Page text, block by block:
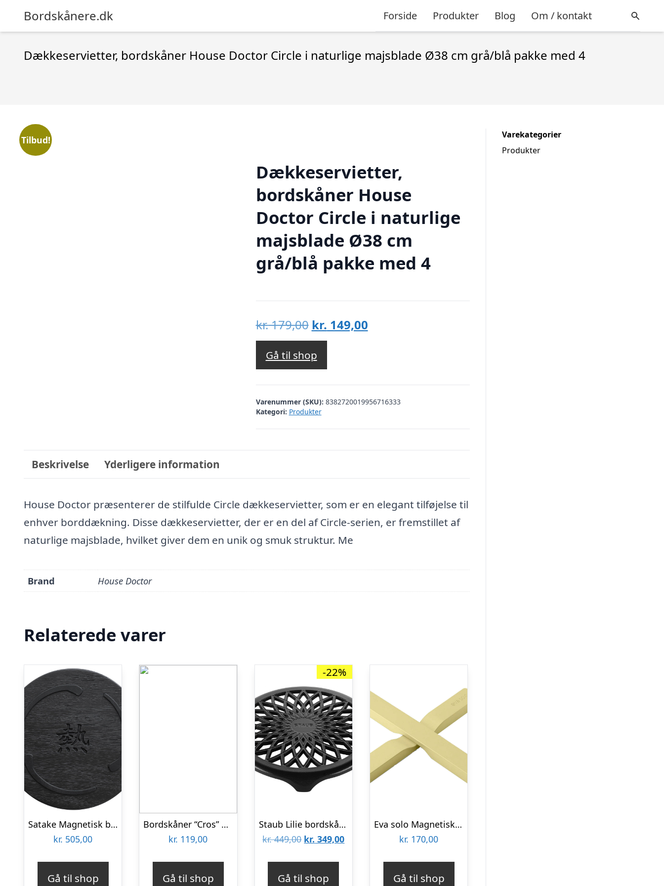
Bordskånere.dk Forside Produkter Blog Om / kontakt
Dækkeservietter, bordskåner House Doctor Circle i naturlige majsblade Ø38 cm grå/blå pakke med 4
Tilbud!
Dækkeservietter,
bordskåner House
Doctor Circle i naturlige
majsblade Ø38 cm
grå/blå pakke med 4
kr.179,00 Den
oprindelige
pris
var:
kr. 179,00.
kr. 149,00Den
kr. 149,00.
Gå til shop
Varenummer (SKU): 8382720019956716333
Kategori: Produkter
Beskrivelse Yderligere information
House Doctor præsenterer de stilfulde Circle dækkeservietter, som er en elegant tilføjelse til
enhver borddækning. Disse dækkeservietter, der er en del af Circle-serien, er fremstillet af
naturlige majsblade, hvilket giver dem en unik og smuk struktur. Me
Brand House Doctor
Relaterede varer
Satake Magnetisk bordskåner, matsort
kr. 505,00
Gå til shop
Bordskåner “Cros” gråt jern – House Doctor
kr. 119,00
Gå til shop
-22%
Staub Lilie bordskåner 23 cm, sort
kr.449,00 Den
kr. 349,00Den
Gå til shop
Eva solo Magnetisk bordskåner, champagne
kr. 170,00
Gå til shop
Varekategorier
Produkter